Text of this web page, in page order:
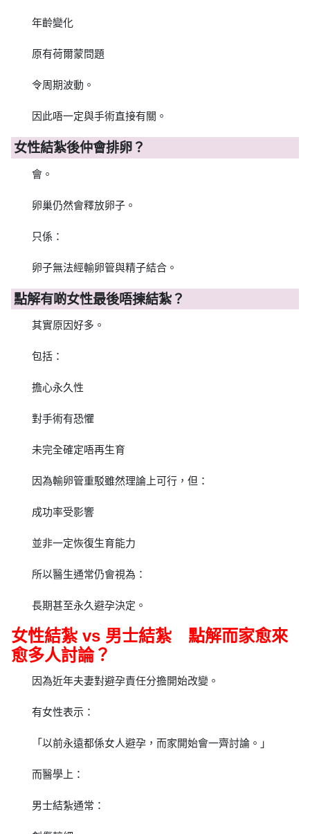
年齡變化
原有荷爾蒙問題
令周期波動。
因此唔一定與手術直接有關。
女性結紮後仲會排卵？
會。
卵巢仍然會釋放卵子。
只係：
卵子無法經輸卵管與精子結合。
點解有啲女性最後唔揀結紮？
其實原因好多。
包括：
擔心永久性
對手術有恐懼
未完全確定唔再生育
因為輸卵管重駁雖然理論上可行，但：
成功率受影響
並非一定恢復生育能力
所以醫生通常仍會視為：
長期甚至永久避孕決定。
女性結紮 vs 男士結紮 點解而家愈來
愈多人討論？
因為近年夫妻對避孕責任分擔開始改變。
有女性表示：
「以前永遠都係女人避孕，而家開始會一齊討論。」
而醫學上：
男士結紮通常：